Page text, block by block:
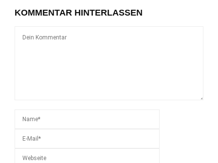
KOMMENTAR HINTERLASSEN